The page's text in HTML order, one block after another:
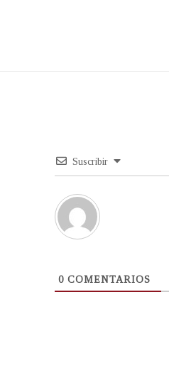
Suscribir
0 COMENTARIOS